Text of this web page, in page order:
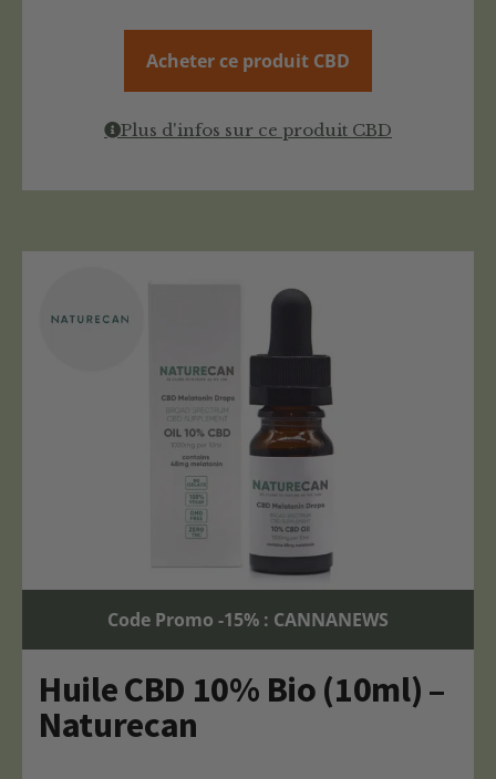
Acheter ce produit CBD
Plus d'infos sur ce produit CBD
Code Promo -15% : CANNANEWS
Huile CBD 10% Bio (10ml) –
Naturecan